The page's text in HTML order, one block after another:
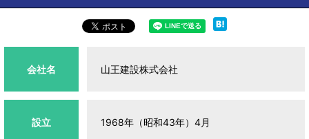
会社名 山王建設株式会社
設立 1968年（昭和43年）4月